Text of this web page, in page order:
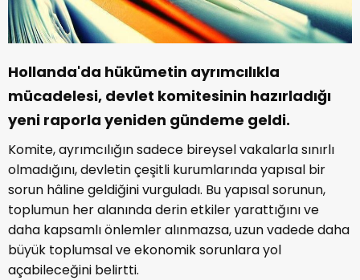
Hollanda'da hükümetin ayrımcılıkla
mücadelesi, devlet komitesinin hazırladığı
yeni raporla yeniden gündeme geldi.
Komite, ayrımcılığın sadece bireysel vakalarla sınırlı
olmadığını, devletin çeşitli kurumlarında yapısal bir
sorun hâline geldiğini vurguladı. Bu yapısal sorunun,
toplumun her alanında derin etkiler yarattığını ve
daha kapsamlı önlemler alınmazsa, uzun vadede daha
büyük toplumsal ve ekonomik sorunlara yol
açabileceğini belirtti.